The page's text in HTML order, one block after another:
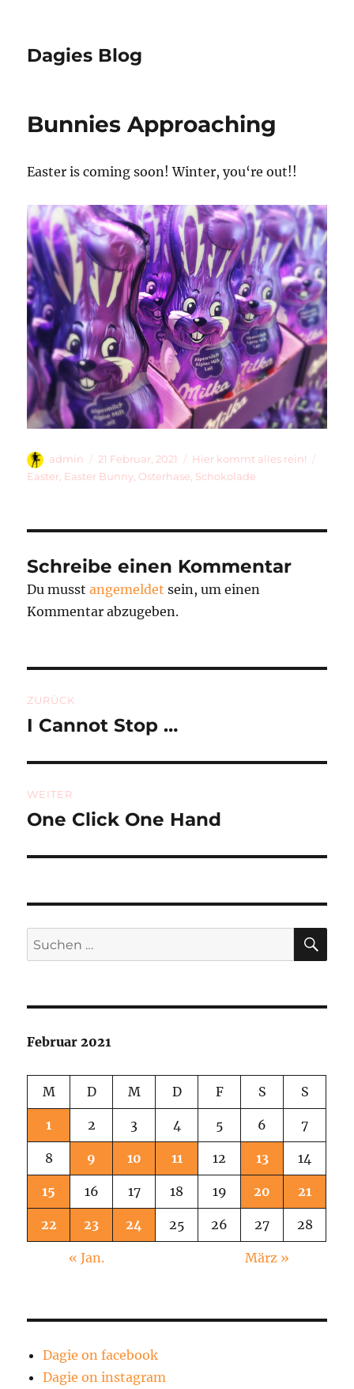
Dagies Blog
Bunnies Approaching
Easter is coming soon! Winter, you‘re out!!
Autor
admin
Veröffentlicht
am
21 Februar, 2021 Kategorien
Hier kommt alles rein!
Easter Easter Bunny Osterhase Schokolade
Schreibe einen Kommentar
Du musstangemeldet sein, um einen
Kommentar abzugeben.
ZURÜCK
Vorheriger
I Cannot Stop …
WEITER
Nächster
One Click One Hand
Suchen
nach:
Februar 2021
M D M D F S S
1 2 3 4 5 6 7
8 9 10 11 12 13 14
15 16 17 18 19 20 21
22 23 24 25 26 27 28
« Jan. März »
Dagie on facebook
Dagie on instagram